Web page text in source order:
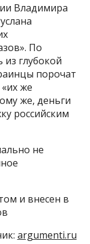
Владимира
По
глубокой
порочат
же
же, деньги
российским
не
и внесен в
argumenti.ru